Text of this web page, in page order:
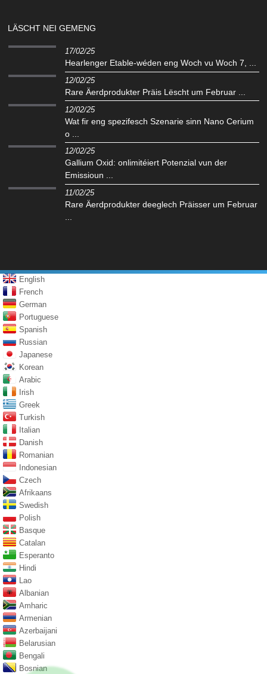
LÄSCHT NEI GEMENG
17/02/25
Hearlenger Etable-wéden eng Woch vu Woch 7, ...
12/02/25
Rare Äerdprodukter Präis Lëscht um Februar ...
12/02/25
Wat fir eng spezifesch Szenarie sinn Nano Cerium
o ...
12/02/25
Gallium Oxid: onlimitéiert Potenzial vun der
Emissioun ...
11/02/25
Rare Äerdprodukter deeglech Präisser um Februar
English
French
German
Portuguese
Spanish
Russian
Japanese
Korean
Arabic
Irish
Greek
Turkish
Italian
Danish
Romanian
Indonesian
Czech
Afrikaans
Swedish
Polish
Basque
Catalan
Esperanto
Hindi
Lao
Albanian
Amharic
Armenian
Azerbaijani
Belarusian
Bengali
Bosnian